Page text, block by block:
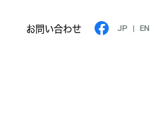
JP | EN
お問い合わせ